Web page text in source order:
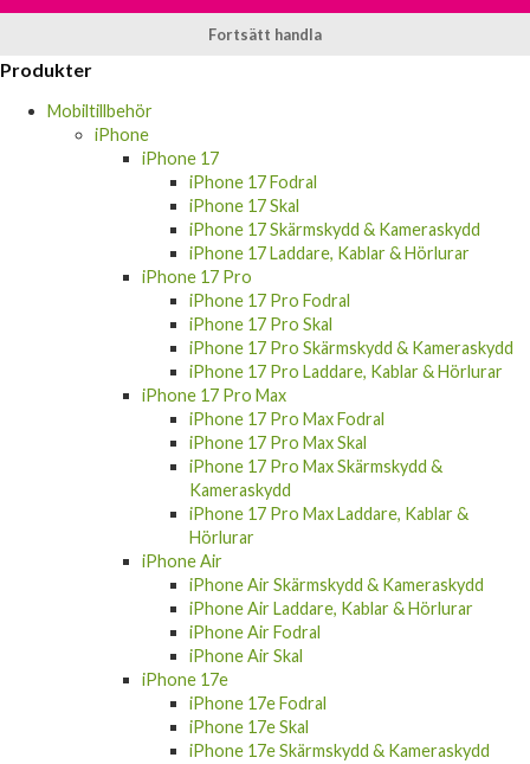
Fortsätt handla
Produkter
Mobiltillbehör
iPhone
iPhone 17
iPhone 17 Fodral
iPhone 17 Skal
iPhone 17 Skärmskydd & Kameraskydd
iPhone 17 Laddare, Kablar & Hörlurar
iPhone 17 Pro
iPhone 17 Pro Fodral
iPhone 17 Pro Skal
iPhone 17 Pro Skärmskydd & Kameraskydd
iPhone 17 Pro Laddare, Kablar & Hörlurar
iPhone 17 Pro Max
iPhone 17 Pro Max Fodral
iPhone 17 Pro Max Skal
iPhone 17 Pro Max Skärmskydd &
Kameraskydd
iPhone 17 Pro Max Laddare, Kablar &
Hörlurar
iPhone Air
iPhone Air Skärmskydd & Kameraskydd
iPhone Air Laddare, Kablar & Hörlurar
iPhone Air Fodral
iPhone Air Skal
iPhone 17e
iPhone 17e Fodral
iPhone 17e Skal
iPhone 17e Skärmskydd & Kameraskydd